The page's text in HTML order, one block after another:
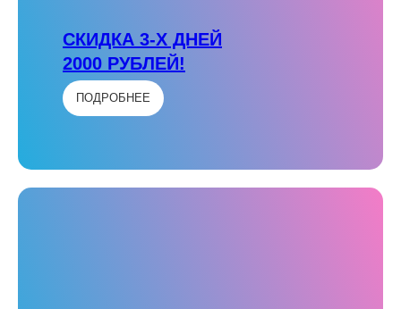
СКИДКА 3-Х ДНЕЙ
2000 РУБЛЕЙ!
ПОДРОБНЕЕ